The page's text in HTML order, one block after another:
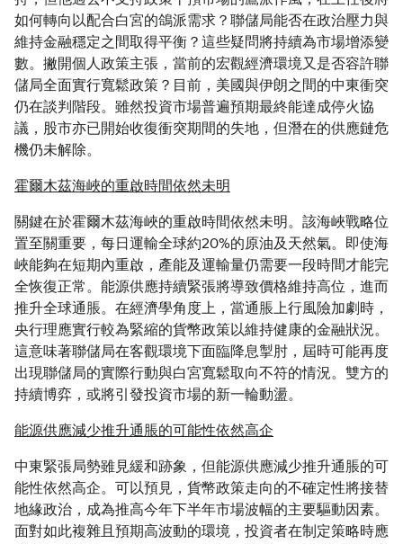
如何轉向以配合白宮的鴿派需求？聯儲局能否在政治壓力與
維持金融穩定之間取得平衡？這些疑問將持續為市場增添變
數。撇開個人政策主張，當前的宏觀經濟環境又是否容許聯
儲局全面實行寬鬆政策？目前，美國與伊朗之間的中東衝突
仍在談判階段。雖然投資市場普遍預期最終能達成停火協
議，股市亦已開始收復衝突期間的失地，但潛在的供應鏈危
機仍未解除。
霍爾木茲海峽的重啟時間依然未明
關鍵在於霍爾木茲海峽的重啟時間依然未明。該海峽戰略位
置至關重要，每日運輸全球約20%的原油及天然氣。即使海
峽能夠在短期內重啟，產能及運輸量仍需要一段時間才能完
全恢復正常。能源供應持續緊張將導致價格維持高位，進而
推升全球通脹。在經濟學角度上，當通脹上行風險加劇時，
央行理應實行較為緊縮的貨幣政策以維持健康的金融狀況。
這意味著聯儲局在客觀環境下面臨降息掣肘，屆時可能再度
出現聯儲局的實際行動與白宮寬鬆取向不符的情況。雙方的
持續博弈，或將引發投資市場的新一輪動盪。
能源供應減少推升通脹的可能性依然高企
中東緊張局勢雖見緩和跡象，但能源供應減少推升通脹的可
能性依然高企。可以預見，貨幣政策走向的不確定性將接替
地緣政治，成為推高今年下半年市場波幅的主要驅動因素。
面對如此複雜且預期高波動的環境，投資者在制定策略時應